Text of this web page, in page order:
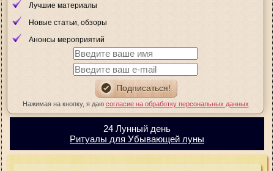
Лучшие материалы
Новые статьи, обзоры
Анонсы мероприятий
Нажимая на кнопку, я даю согласие на обработку персональных данных
24 Лунный день
Ритуалы для Убывающей луны